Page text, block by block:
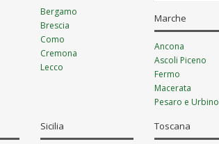
Bergamo
Brescia
Como
Cremona
Lecco
Monza e della Brianza
Pavia
Marche
Ancona
Ascoli Piceno
Fermo
Macerata
Pesaro e Urbino
Sicilia Toscana